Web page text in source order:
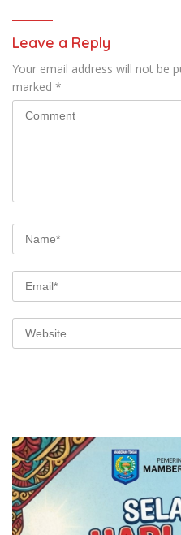
Leave a Reply
Your email address will not be
marked *